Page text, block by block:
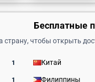
Бесплатные
страну, чтобы открыть
1 Китай
1 Филиппины